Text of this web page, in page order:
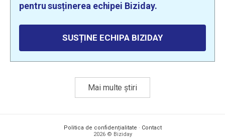
pentru susținerea echipei Biziday.
SUSȚINE ECHIPA BIZIDAY
Mai multe știri
Politica de confidențialitate · Contact
2026 © Biziday